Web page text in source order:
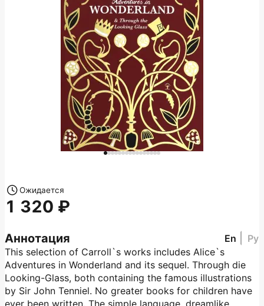
Аннотация En
Ру
This selection of Carroll`s works includes Alice`s
Adventures in Wonderland and its sequel. Through die
Looking-Glass, both containing the famous illustrations
by Sir John Tenniel. No greater books for children have
ever been written. The simple language, dreamlike
Ожидается
1 320